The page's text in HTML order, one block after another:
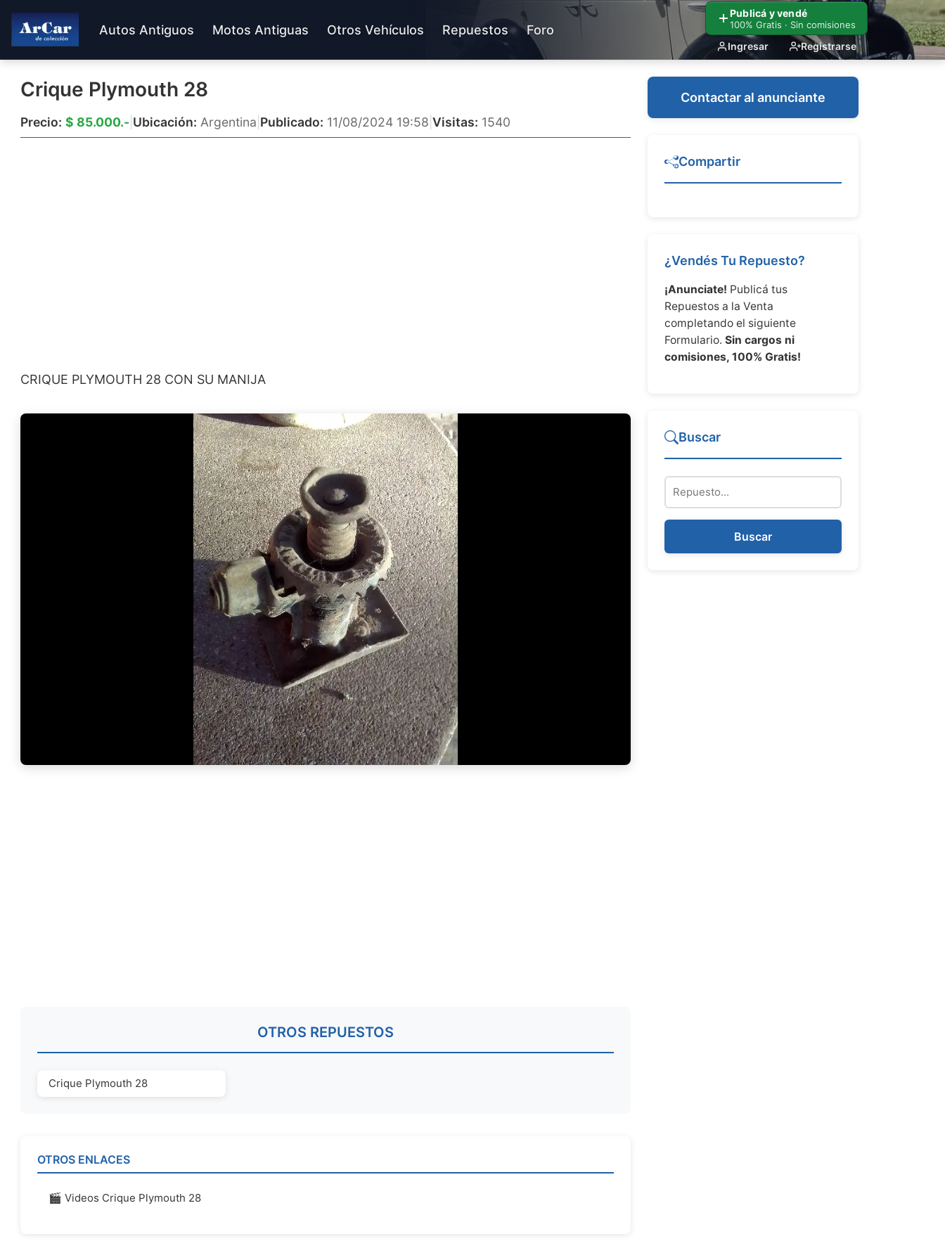
Publicá y vendé
100% Gratis · Sin comisiones
Ingresar Registrarse
Autos Antiguos Motos Antiguas Otros Vehículos Repuestos Foro
Crique Plymouth 28
Precio: $ 85.000.- Ubicación: Argentina Publicado: 11/08/2024 19:58 Visitas: 1540
CRIQUE PLYMOUTH 28 CON SU MANIJA
OTROS REPUESTOS
Crique Plymouth 28
OTROS ENLACES
🎬 Videos Crique Plymouth 28
Contactar al anunciante
Compartir
¿Vendés Tu Repuesto?
¡Anunciate! Publicá tus
Repuestos a la Venta
completando el siguiente
Formulario. Sin cargos ni
comisiones, 100% Gratis!
Buscar
Buscar